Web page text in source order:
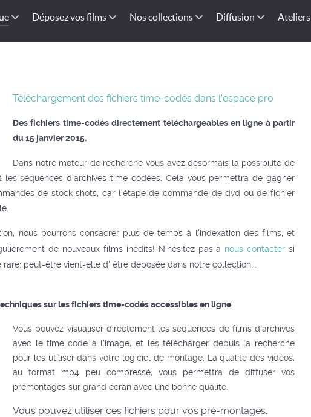
Déposez vos films Nos collections Diffusion Ateliers
Téléchargement des fichiers time-codés dans l'espace pro
Des fichiers time-codés directement téléchargeables en ligne à partir
du 15 janvier 2015.
Dans notre moteur de recherche vous avez désormais la possibilité de
séquences d'archives time-codées. Cela vous permettra de gagner
de stock shots, car l'étape de commande de dvd ou de fichier
nous pourrons consacrer plus de temps à l'indexation des films, et
de nouveaux films inédits! N'hésitez pas à nous contacter si
peut-être vient-elle d' être déposée dans notre collection...
sur les fichiers time-codés accessibles en ligne
Vous pouvez visualiser directement les séquences de films d'archives
avec le time-code à l'image, et les télécharger depuis la recherche
pour les utiliser dans votre logiciel de montage. La qualité des vidéos,
au format mp4 peu compressé, vous permettra de diffuser vos
prémontages sur grand écran avec une bonne qualité.
Vous pouvez utiliser ces fichiers pour vos pré-montages.